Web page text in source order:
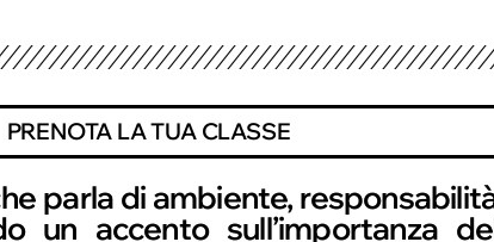
PRENOTA LA TUA CLASSE
parla di ambiente,
un accento sull’importanza